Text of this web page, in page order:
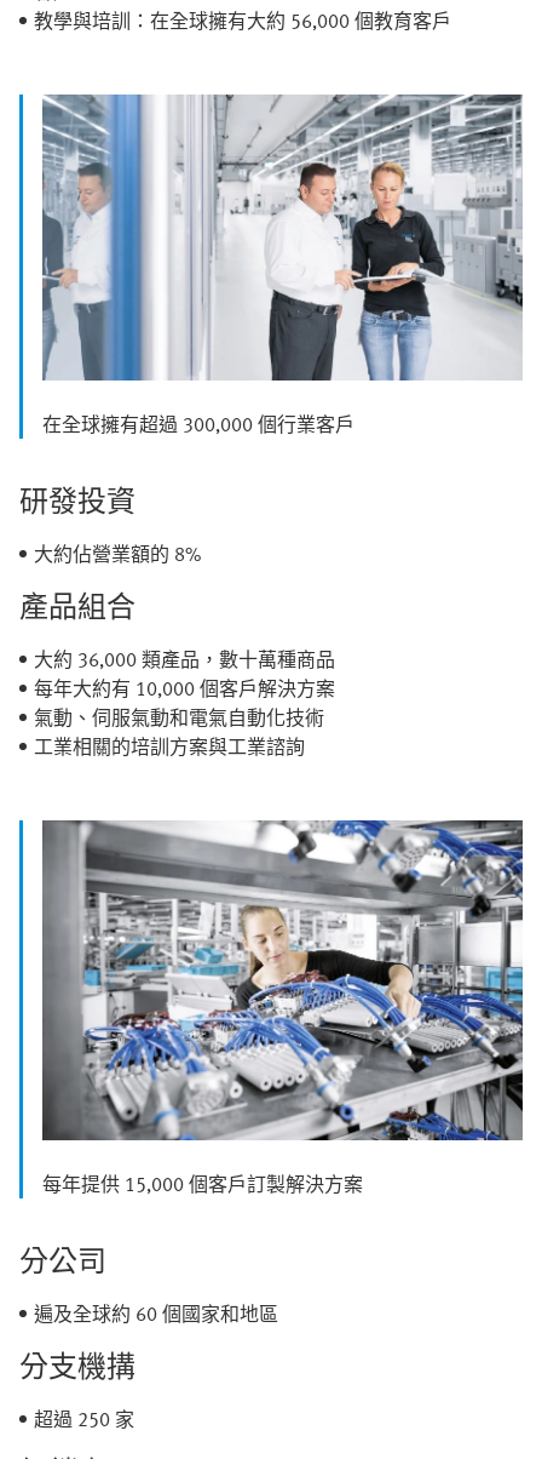
教學與培訓：在全球擁有大約 56,000 個教育客戶
在全球擁有超過 300,000 個行業客戶
研發投資
大約佔營業額的 8%
產品組合
大約 36,000 類產品，數十萬種商品
每年大約有 10,000 個客戶解決方案
氣動、伺服氣動和電氣自動化技術
工業相關的培訓方案與工業諮詢
每年提供 15,000 個客戶訂製解決方案
分公司
遍及全球約 60 個國家和地區
分支機搆
超過 250 家